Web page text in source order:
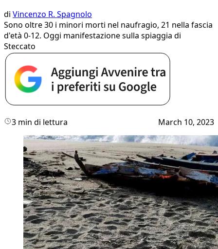
di Vincenzo R. Spagnolo
Sono oltre 30 i minori morti nel naufragio, 21 nella fascia
d'età 0-12. Oggi manifestazione sulla spiaggia di
Steccato
3 min di lettura March 10, 2023